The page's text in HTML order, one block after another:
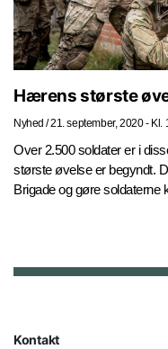
Hærens største
Nyhed / 21. september, 2020 - Kl.
Over 2.500 soldater er i
største øvelse er begyndt.
Brigade og gøre soldaterne
Kontakt